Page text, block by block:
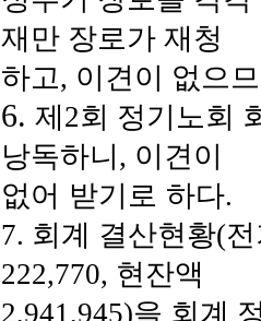
재만 장로가 재청
하고, 이견이 없으
6. 제 2회 정기노회
낭독하니 , 이견이
없어 받기로 하다.
7. 회계 결산현황(
222,770, 현잔액
2,941,945)을 회계